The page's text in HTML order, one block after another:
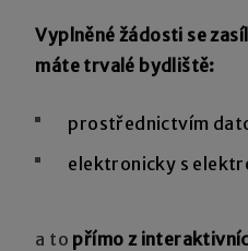
Vyplněné žádosti se
máte trvalé bydliště:
prostřednictvím
elektronicky s
a to přímo z